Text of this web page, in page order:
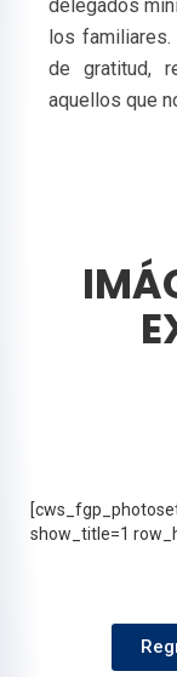
delegados
los
de gratitud,
aquellos que
show_title=1